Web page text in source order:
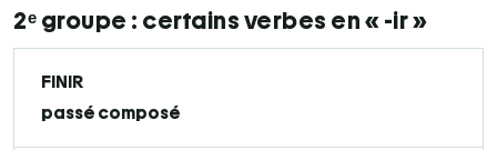
2ᵉ groupe : certains verbes en « -ir »
FINIR
passé composé